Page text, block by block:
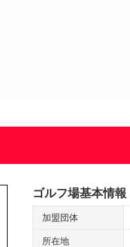
ゴルフ場基本情報
加盟団体
所在地